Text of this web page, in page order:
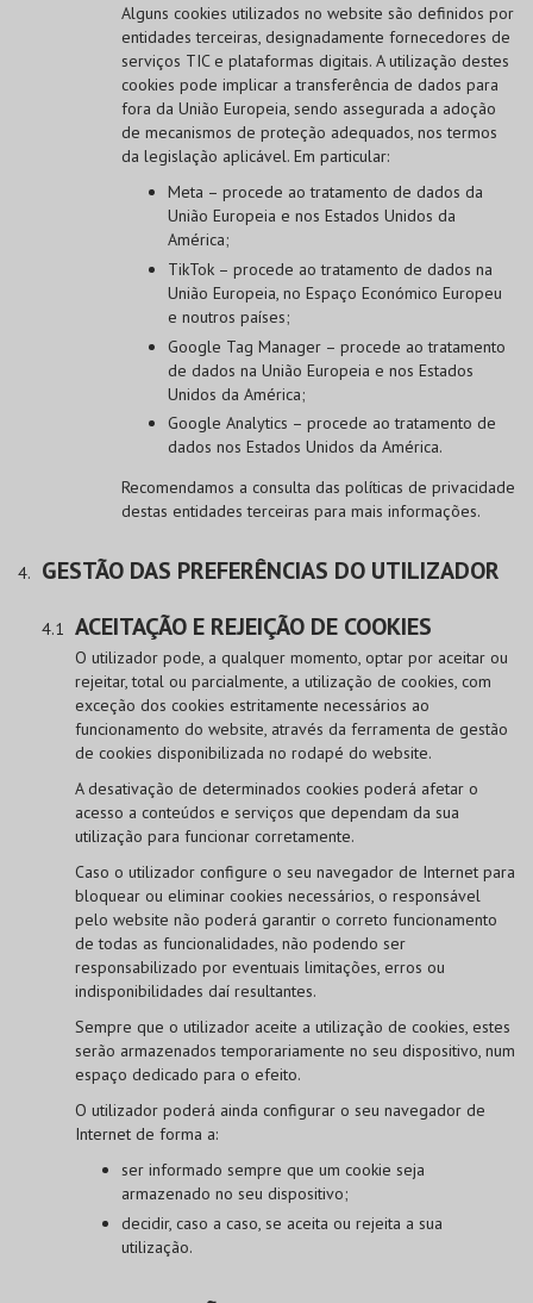
Alguns cookies utilizados no website são definidos por
entidades terceiras, designadamente fornecedores de
serviços TIC e plataformas digitais. A utilização destes
cookies pode implicar a transferência de dados para
fora da União Europeia, sendo assegurada a adoção
de mecanismos de proteção adequados, nos termos
da legislação aplicável. Em particular:
Meta – procede ao tratamento de dados da
União Europeia e nos Estados Unidos da
América;
TikTok – procede ao tratamento de dados na
União Europeia, no Espaço Económico Europeu
e noutros países;
Google Tag Manager – procede ao tratamento
de dados na União Europeia e nos Estados
Unidos da América;
Google Analytics – procede ao tratamento de
dados nos Estados Unidos da América.
Recomendamos a consulta das políticas de privacidade
destas entidades terceiras para mais informações.
GESTÃO DAS PREFERÊNCIAS DO UTILIZADOR
ACEITAÇÃO E REJEIÇÃO DE COOKIES
O utilizador pode, a qualquer momento, optar por aceitar ou
rejeitar, total ou parcialmente, a utilização de cookies, com
exceção dos cookies estritamente necessários ao
funcionamento do website, através da ferramenta de gestão
de cookies disponibilizada no rodapé do website.
A desativação de determinados cookies poderá afetar o
acesso a conteúdos e serviços que dependam da sua
utilização para funcionar corretamente.
Caso o utilizador configure o seu navegador de Internet para
bloquear ou eliminar cookies necessários, o responsável
pelo website não poderá garantir o correto funcionamento
de todas as funcionalidades, não podendo ser
responsabilizado por eventuais limitações, erros ou
indisponibilidades daí resultantes.
Sempre que o utilizador aceite a utilização de cookies, estes
serão armazenados temporariamente no seu dispositivo, num
espaço dedicado para o efeito.
O utilizador poderá ainda configurar o seu navegador de
Internet de forma a:
ser informado sempre que um cookie seja
armazenado no seu dispositivo;
decidir, caso a caso, se aceita ou rejeita a sua
utilização.